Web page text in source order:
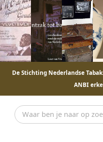
De Stichting Nederlandse
ANBI